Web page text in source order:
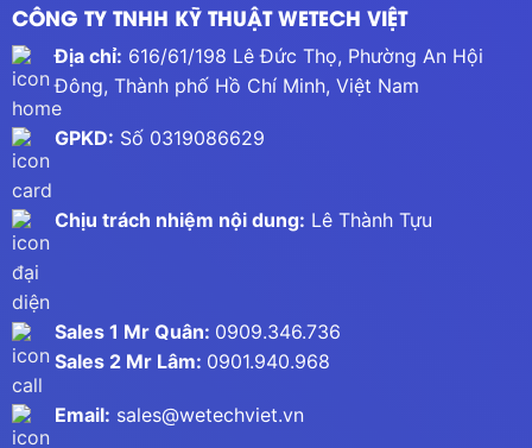
CÔNG TY TNHH KỸ THUẬT WETECH VIỆT
Địa chỉ: 616/61/198 Lê Đức Thọ, Phường An Hội
Đông, Thành phố Hồ Chí Minh, Việt Nam
GPKD: Số 0319086629
Chịu trách nhiệm nội dung: Lê Thành Tựu
Sales 1 Mr Quân: 0909.346.736
Sales 2 Mr Lâm: 0901.940.968
Email: sales@wetechviet.vn